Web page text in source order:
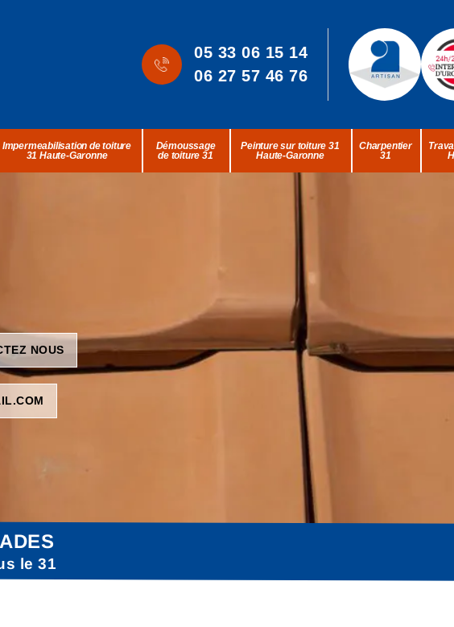
05 33 06 15 14
06 27 57 46 76
Impermeabilisation de toiture
31 Haute-Garonne
Démoussage
de toiture 31
Peinture sur toiture 31
Haute-Garonne
Charpentier
31
NOUS
le 31